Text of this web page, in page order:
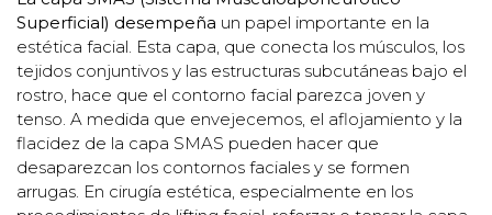
Superficial) desempeña un papel importante en la
estética facial. Esta capa, que conecta los músculos, los
tejidos conjuntivos y las estructuras subcutáneas bajo el
rostro, hace que el contorno facial parezca joven y
tenso. A medida que envejecemos, el aflojamiento y la
flacidez de la capa SMAS pueden hacer que
desaparezcan los contornos faciales y se formen
arrugas. En cirugía estética, especialmente en los